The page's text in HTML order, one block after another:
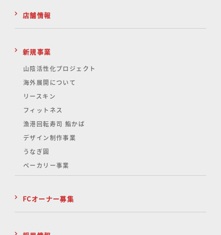
店舗情報
新規事業
山陰活性化プロジェクト
海外展開について
リースキン
フィットネス
漁港回転寿司 鮨かば
デザイン制作事業
うなぎ圓
ベーカリー事業
FCオーナー募集